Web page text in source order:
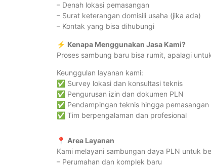
– Denah lokasi pemasangan
– Surat keterangan domisili usaha (jika ada)
– Kontak yang bisa dihubungi
⚡ Kenapa Menggunakan Jasa Kami?
Proses sambung baru bisa rumit, apalagi
Keunggulan layanan kami:
✅ Survey lokasi dan konsultasi teknis
✅ Pengurusan izin dan dokumen PLN
✅ Pendampingan teknis hingga pemasangan
✅ Tim berpengalaman dan profesional
📍 Area Layanan
Kami melayani sambungan daya PLN untuk
– Perumahan dan komplek baru